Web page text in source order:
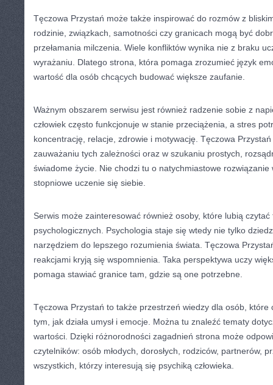
Tęczowa Przystań może także inspirować do rozmów z
rodzinie, związkach, samotności czy granicach mogą być
przełamania milczenia. Wiele konfliktów wynika nie z braku
wyrażaniu. Dlatego strona, która pomaga zrozumieć język
wartość dla osób chcących budować większe zaufanie.
Ważnym obszarem serwisu jest również radzenie sobie z
człowiek często funkcjonuje w stanie przeciążenia, a stres
koncentrację, relacje, zdrowie i motywację. Tęczowa
zauważaniu tych zależności oraz w szukaniu prostych,
świadome życie. Nie chodzi tu o natychmiastowe
stopniowe uczenie się siebie.
Serwis może zainteresować również osoby, które lubią
psychologicznych. Psychologia staje się wtedy nie tylko
narzędziem do lepszego rozumienia świata. Tęczowa
reakcjami kryją się wspomnienia. Taka perspektywa uczy
pomaga stawiać granice tam, gdzie są one potrzebne.
Tęczowa Przystań to także przestrzeń wiedzy dla osób, które
tym, jak działa umysł i emocje. Można tu znaleźć tematy
wartości. Dzięki różnorodności zagadnień strona może
czytelników: osób młodych, dorosłych, rodziców, partnerów,
wszystkich, którzy interesują się psychiką człowieka.